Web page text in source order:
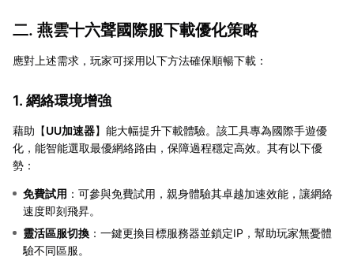
二. 燕雲十六聲國際服下載優化策略
應對上述需求，玩家可採用以下方法確保順暢下載：
1. 網絡環境增強
藉助【UU加速器】能大幅提升下載體驗。該工具專為國際手遊優
化，能智能選取最優網絡路由，保障過程穩定高效。其有以下優
勢：
免費試用 ：可參與免費試用，親身體驗其卓越加速效能，讓網絡
速度即刻飛昇。
靈活區服切換 ：一鍵更換目標服務器並鎖定IP，幫助玩家無憂體
驗不同區服。